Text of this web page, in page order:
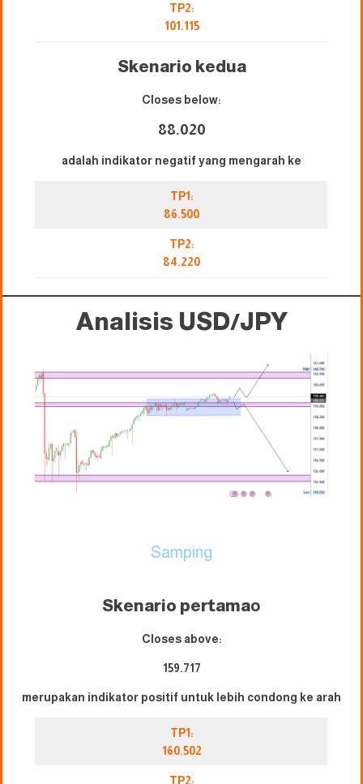
TP2:
101.115
Skenario kedua
Closes below:
88.020
adalah indikator negatif yang mengarah ke
TP1:
86.500
TP2:
84.220
Analisis USD/JPY
Samping
Skenario pertamao
Closes above:
159.717
merupakan indikator positif untuk lebih condong ke arah
TP1:
160.502
TP2: